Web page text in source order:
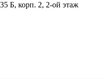
Б, корп. 2, 2-ой этаж